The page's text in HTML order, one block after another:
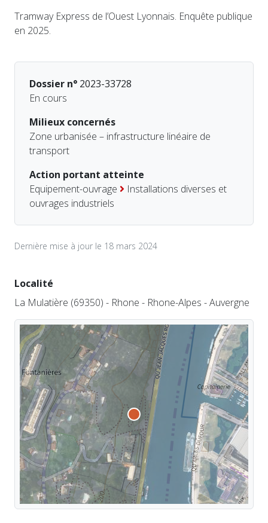
Tramway Express de l’Ouest Lyonnais. Enquête publique
en 2025.
Dossier n° 2023-33728
En cours
Milieux concernés
Zone urbanisée – infrastructure linéaire de
transport
Action portant atteinte
Equipement-ouvrage
Installations diverses et
ouvrages industriels
Dernière mise à jour le 18 mars 2024
Localité
La Mulatière (69350) - Rhone - Rhone-Alpes - Auvergne